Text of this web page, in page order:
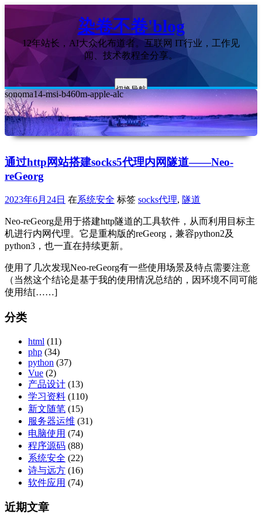
染卷不卷'blog
12年站长，AI大众化布道者。互联网 IT行业，工作见
闻、技术教程全分享。
切换导航
sonoma14-msi-b460m-apple-alc
通过http网站搭建socks5代理内网隧道——Neo-
reGeorg
2023年6月24日 在系统安全 标签 socks代理, 隧道
Neo-reGeorg是用于搭建http隧道的工具软件，从而利用目标主
机进行内网代理。它是重构版的reGeorg，兼容python2及
python3，也一直在持续更新。
使用了几次发现Neo-reGeorg有一些使用场景及特点需要注意
（当然这个结论是基于我的使用情况总结的，因环境不同可能
使用结[……]
分类
html (11)
php (34)
python (37)
Vue (2)
产品设计 (13)
学习资料 (110)
新文随笔 (15)
服务器运维 (31)
电脑使用 (74)
程序源码 (88)
系统安全 (22)
诗与远方 (16)
软件应用 (74)
近期文章